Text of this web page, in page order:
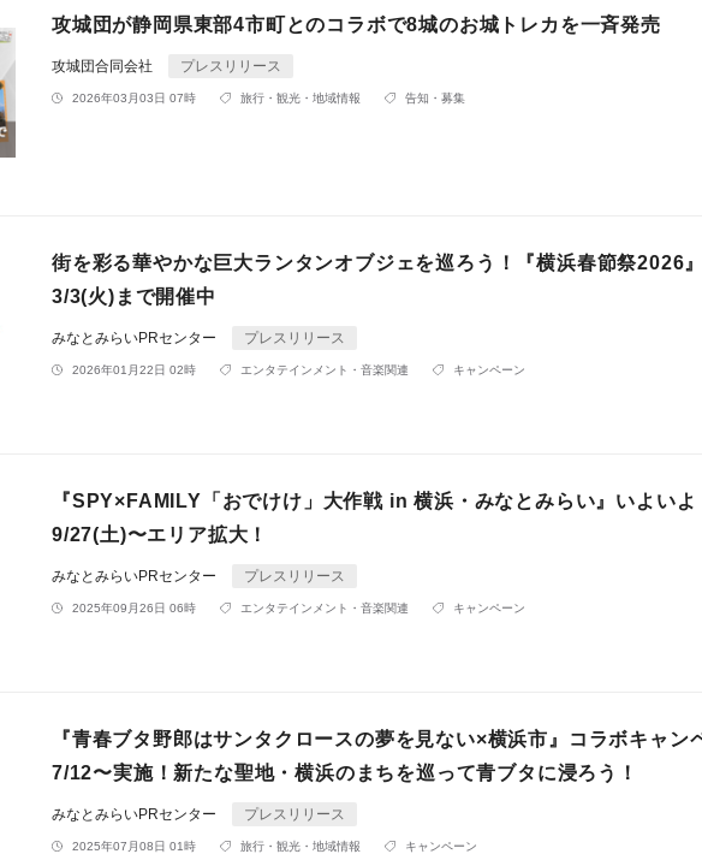
攻城団が静岡県東部4市町とのコラボで8城のお城トレカを一斉発売
攻城団合同会社 プレスリリース
2026年03月03日 07時 旅行・観光・地域情報 告知・募集
街を彩る華やかな巨大ランタンオブジェを巡ろう！『横浜春節祭2026
3/3(火)まで開催中
みなとみらいPRセンター プレスリリース
2026年01月22日 02時 エンタテインメント・音楽関連 キャンペーン
『SPY×FAMILY「おでけけ」大作戦 in 横浜・みなとみらい』いよいよ
9/27(土)〜エリア拡大！
みなとみらいPRセンター プレスリリース
2025年09月26日 06時 エンタテインメント・音楽関連 キャンペーン
『青春ブタ野郎はサンタクロースの夢を見ない×横浜市』コラボキャン
7/12〜実施！新たな聖地・横浜のまちを巡って青ブタに浸ろう！
みなとみらいPRセンター プレスリリース
2025年07月08日 01時 旅行・観光・地域情報 キャンペーン